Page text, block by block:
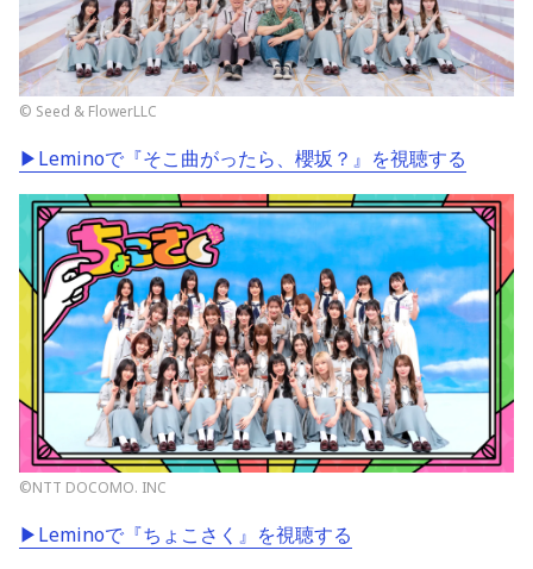
© Seed & FlowerLLC
▶Leminoで『そこ曲がったら、櫻坂？』を視聴する
©NTT DOCOMO. INC
▶Leminoで『ちょこさく 』を視聴する